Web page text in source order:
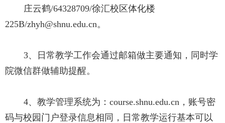
庄云鹤/64328709/徐汇校区体化楼
225B/zhyh@shnu.edu.cn。
3、日常教学工作会通过邮箱做主要通知，同时学
院微信群做辅助提醒。
4、教学管理系统为：course.shnu.edu.cn ，账号密
码与校园门户登录信息相同，日常教学运行基本可以